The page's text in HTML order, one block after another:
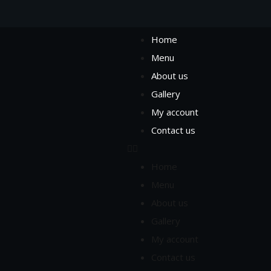
Home
Menu
About us
Gallery
My account
Contact us